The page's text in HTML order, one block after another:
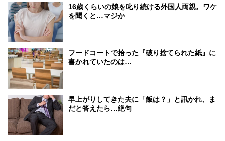
16歳くらいの娘を叱り続ける外国人両親。ワケ
を聞くと…マジか
フードコートで拾った『破り捨てられた紙』に
書かれていたのは…
早上がりしてきた夫に「飯は？」と訊かれ、ま
だと答えたら…絶句